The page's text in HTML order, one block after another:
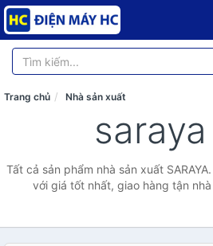
Trang chủ Nhà sản xuất
saraya
Tất cả sản phẩm nhà sản xuất
với giá tốt nhất, giao hàng tận